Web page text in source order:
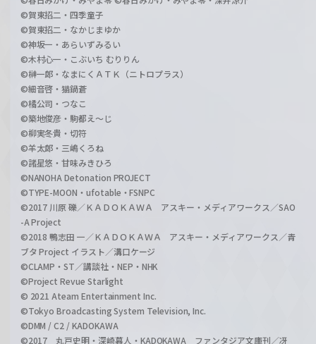
©賀東招二・四季童子
©賀東招二・なかじまゆか
©神坂一・あらいずみるい
©木村心一・こぶいち むりりん
©榊一郎・なまにくＡＴＫ（ニトロプラス）
©細音啓・猫鍋蒼
©橘公司・つなこ
©築地俊彦・駒都え～じ
©柳実冬貴・切符
©羊太郎・三嶋くろね
©諸星悠・甘味みきひろ
©NANOHA Detonation PROJECT
©TYPE-MOON・ufotable・FSNPC
©2017 川原 礫／ＫＡＤＯＫＡＷＡ アスキー・メディアワークス／SAO
-A Project
©2018 鴨志田 一／ＫＡＤＯＫＡＷＡ アスキー・メディアワークス／青
ブタ Project イラスト／溝口ケージ
©CLAMP・ST／講談社・NEP・NHK
©Project Revue Starlight
© 2021 Ateam Entertainment Inc.
©Tokyo Broadcasting System Television, Inc.
©DMM / C2 / KADOKAWA
©2017 丸戸史明・深崎暮人・KADOKAWA ファンタジア文庫刊／冴